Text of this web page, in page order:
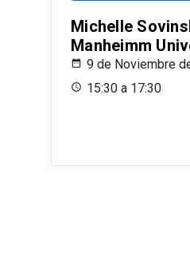
Michelle
Manheimm
9 de Noviembre
15:30 a 17:30